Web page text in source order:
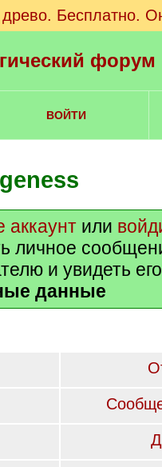
древо. Бесплатно.
ВОЙТИ
аккаунт или
личное
и увидеть
данные